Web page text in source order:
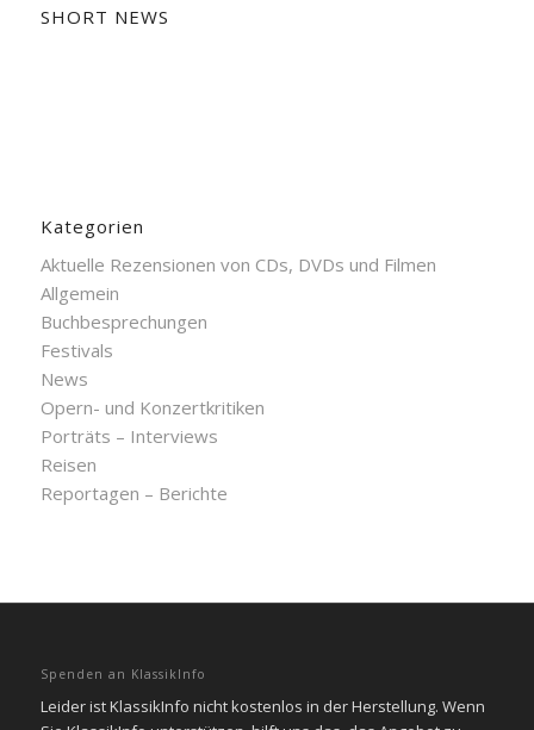
SHORT NEWS
Kategorien
Aktuelle Rezensionen von CDs, DVDs und Filmen
Allgemein
Buchbesprechungen
Festivals
News
Opern- und Konzertkritiken
Porträts – Interviews
Reisen
Reportagen – Berichte
Spenden an KlassikInfo
Leider ist KlassikInfo nicht kostenlos in der Herstellung. Wenn